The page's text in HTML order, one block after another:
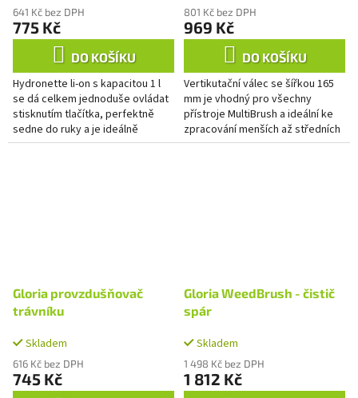
641 Kč bez DPH
775 Kč
DO KOŠÍKU
Hydronette li-on s kapacitou 1 l
se dá celkem jednoduše ovládat
stisknutím tlačítka, perfektně
sedne do ruky a je ideálně
vhodný pro rozprašování vody a
801 Kč bez DPH
969 Kč
DO KOŠÍKU
Vertikutační válec se šířkou 165
mm je vhodný pro všechny
přístroje MultiBrush a ideální ke
zpracování menších až středních
trávníků.
Gloria provzdušňovač
trávníku
Skladem
616 Kč bez DPH
745 Kč
Gloria WeedBrush - čistič
spár
Skladem
1 498 Kč bez DPH
1 812 Kč